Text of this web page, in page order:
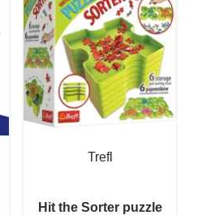
Trefl
Hit the Sorter puzzle